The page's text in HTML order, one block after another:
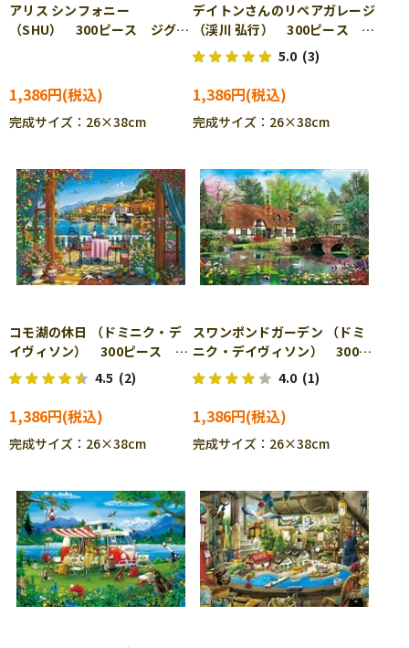
アリス シンフォニー
（SHU） 300ピース ジグソ
1,386円
完成サイズ：26×38cm
デイトンさんのリペアガレージ
（渓川 弘行） 300ピース ジ
グソーパズル APP-300-348
5.0 (3)
1,386円
完成サイズ：26×38cm
コモ湖の休日 （ドミニク・デ
イヴィソン） 300ピース ジ
グソーパズル APP-300-357
4.5 (2)
1,386円
完成サイズ：26×38cm
スワンポンドガーデン （ドミ
ニク・デイヴィソン） 300ピ
ース ジグソーパズル APP-
300-365
4.0 (1)
1,386円
完成サイズ：26×38cm